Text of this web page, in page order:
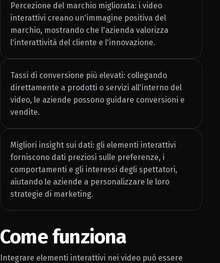
Percezione del marchio migliorata: i video
interattivi creano un'immagine positiva del
marchio, mostrando che l'azienda valorizza
l'interattività del cliente e l'innovazione.
Tassi di conversione più elevati: collegando
direttamente a prodotti o servizi all'interno del
video, le aziende possono guidare conversioni e
vendite.
Migliori insight sui dati: gli elementi interattivi
forniscono dati preziosi sulle preferenze, i
comportamenti e gli interessi degli spettatori,
aiutando le aziende a personalizzare le loro
strategie di marketing.
Come funziona
Integrare elementi interattivi nei video può essere